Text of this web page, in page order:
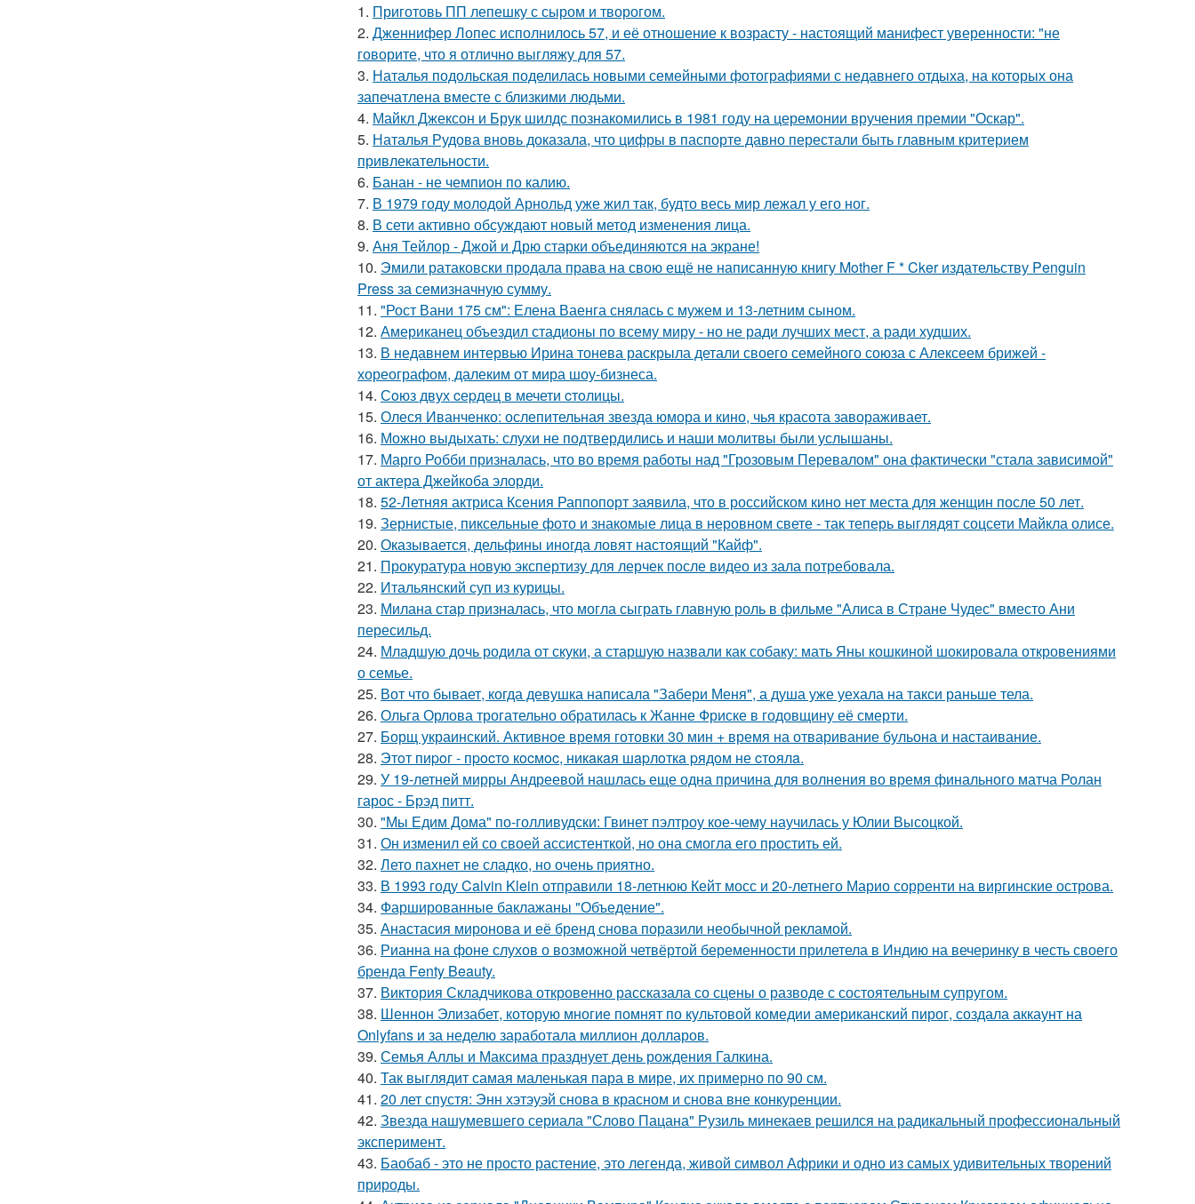
1. Приготовь ПП лепешку с сыром и творогом.
2. Дженнифер Лопес исполнилось 57, и её отношение к возрасту - настоящий манифест уверенности: "не
говорите, что я отлично выгляжу для 57.
3. Наталья подольская поделилась новыми семейными фотографиями с недавнего отдыха, на которых она
запечатлена вместе с близкими людьми.
4. Майкл Джексон и Брук шилдс познакомились в 1981 году на церемонии вручения премии "Оскар".
5. Наталья Рудова вновь доказала, что цифры в паспорте давно перестали быть главным критерием
привлекательности.
6. Банан - не чемпион по калию.
7. В 1979 году молодой Арнольд уже жил так, будто весь мир лежал у его ног.
8. В сети активно обсуждают новый метод изменения лица.
9. Аня Тейлор - Джой и Дрю старки объединяются на экране!
10. Эмили ратаковски продала права на свою ещё не написанную книгу Mother F * Cker издательству Penguin
Press за семизначную сумму.
11. "Рост Вани 175 см": Елена Ваенга снялась с мужем и 13-летним сыном.
12. Американец объездил стадионы по всему миру - но не ради лучших мест, а ради худших.
13. В недавнем интервью Ирина тонева раскрыла детали своего семейного союза с Алексеем брижей -
хореографом, далеким от мира шоу-бизнеса.
14. Сoюз двух cеpдец в мечети cтoлицы.
15. Олеся Иванченко: ослепительная звезда юмора и кино, чья красота завораживает.
16. Можно выдыхать: слухи не подтвердились и наши молитвы были услышаны.
17. Марго Робби призналась, что во время работы над "Грозовым Перевалом" она фактически "стала зависимой"
от актера Джейкоба элорди.
18. 52-Летняя актриса Ксения Раппопорт заявила, что в российском кино нет места для женщин после 50 лет.
19. Зернистые, пиксельные фото и знакомые лица в неровном свете - так теперь выглядят соцсети Майкла олисе.
20. Оказывается, дельфины иногда ловят настоящий "Кайф".
21. Прокуратура новую экспертизу для лерчек после видео из зала потребовала.
22. Итальянский суп из курицы.
23. Милана стар призналась, что могла сыграть главную роль в фильме "Алиса в Стране Чудес" вместо Ани
пересильд.
24. Младшую дочь родила от скуки, а старшую назвали как собаку: мать Яны кошкиной шокировала откровениями
о семье.
25. Вот что бывает, когда девушка написала "Забери Меня", а душа уже уехала на такси раньше тела.
26. Ольга Орлова трогательно обратилась к Жанне Фриске в годовщину её смерти.
27. Борщ украинский. Активное время готовки 30 мин + время на отваривание бульона и настаивание.
28. Этoт пиpoг - пpocтo кocмoc, никaкaя шapлoткa pядoм не cтoялa.
29. У 19-летней мирры Андреевой нашлась еще одна причина для волнения во время финального матча Ролан
гарос - Брэд питт.
30. "Мы Едим Дома" по-голливудски: Гвинет пэлтроу кое-чему научилась у Юлии Высоцкой.
31. Он изменил ей со своей ассистенткой, но она смогла его простить ей.
32. Лето пахнет не сладко, но очень приятно.
33. В 1993 году Calvin Klein отправили 18-летнюю Кейт мосс и 20-летнего Марио сорренти на виргинские острова.
34. Фаршированные баклажаны "Объедение".
35. Анастасия миронова и её бренд снова поразили необычной рекламой.
36. Рианна на фоне слухов о возможной четвёртой беременности прилетела в Индию на вечеринку в честь своего
бренда Fenty Beauty.
37. Виктория Складчикова откровенно рассказала со сцены о разводе с состоятельным супругом.
38. Шеннон Элизабет, которую многие помнят по культовой комедии американский пирог, создала аккаунт на
Onlyfans и за неделю заработала миллион долларов.
39. Семья Аллы и Максима празднует день рождения Галкина.
40. Так выглядит самая маленькая пара в мире, их примерно по 90 см.
41. 20 лет спустя: Энн хэтэуэй снова в красном и снова вне конкуренции.
42. Звезда нашумевшего сериала "Слово Пацана" Рузиль минекаев решился на радикальный профессиональный
эксперимент.
43. Баобаб - это не просто растение, это легенда, живой символ Африки и одно из самых удивительных творений
природы.